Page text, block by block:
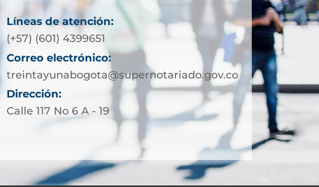
Líneas de atención:
(+57) (601) 4399651
Correo electrónico:
treintayunabogota@supernotariado.gov.co
Dirección:
Calle 117 No 6 A - 19